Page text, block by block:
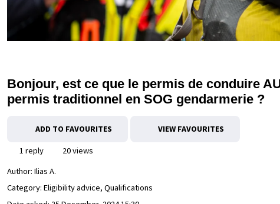
Bonjour, est ce que le permis de conduire
permis traditionnel en SOG gendarmerie ?
ADD TO FAVOURITES VIEW FAVOURITES
1 reply
20 views
Author: Ilias A.
Category: Eligibility advice, Qualifications